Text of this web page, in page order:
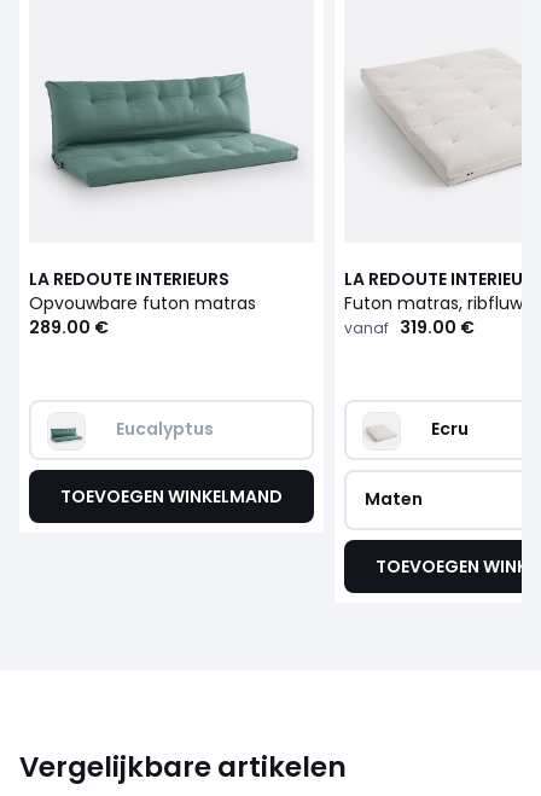
LA REDOUTE INTERIEURS
Opvouwbare futon matras
289.00 €
Eucalyptus
TOEVOEGEN WINKELMAND
LA REDOUTE
Futon matras,
vanaf 319.00 €
Ecru
Maten
TOEVOEGEN
Vergelijkbare artikelen